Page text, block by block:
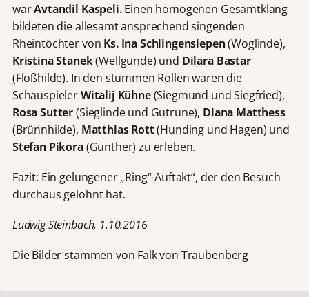
warAvtandil Kaspeli.Einen homogenen Gesamtklang
bildeten die allesamt ansprechend singenden
Rheintöchter von Ks. Ina Schlingensiepen(Woglinde),
Kristina Stanek(Wellgunde) und Dilara Bastar
(Floßhilde). In den stummen Rollen waren die
SchauspielerWitalij Kühne(Siegmund und Siegfried),
Rosa Sutter(Sieglinde und Gutrune), Diana Matthess
(Brünnhilde), Matthias Rott(Hunding und Hagen) und
Stefan Pikora(Gunther) zu erleben.
Fazit: Ein gelungener „Ring“-Auftakt“, der den Besuch
durchaus gelohnt hat.
Ludwig Steinbach, 1.10.2016
Die Bilder stammen von Falk von Traubenberg